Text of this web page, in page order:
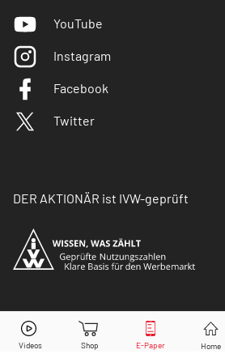
Deutsche Telekom Aktie jetzt handeln?
YouTube
Instagram
Facebook
Twitter
DER AKTIONÄR ist IVW-geprüft
© Copyright 2026